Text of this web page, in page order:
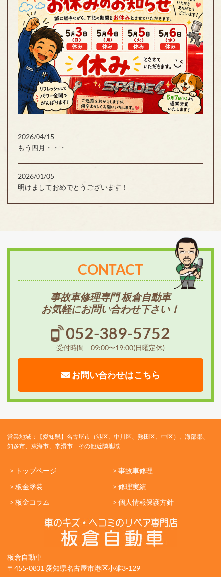
2026/04/15
もう四月・・・
2026/01/05
明けましておめでとうございます！
CONTACT
事故車修理専門 板倉自動車
お気軽にお問い合わせ下さい！
052-389-5752
受付時間 09:00〜19:00(日曜定休)
お問い合わせはこちら
営業地域：【愛知県】名古屋市（港区、中川区、熱田区、中区）、海部郡、
知多市、東海市、常滑市、その他近隣地域
> トップページ
> 事故車修理
> 板金塗装
> 修理実績
> 板金コラム
> 個人情報保護方針
板倉自動車
〒455-0801 愛知県名古屋市港区小碓3-129